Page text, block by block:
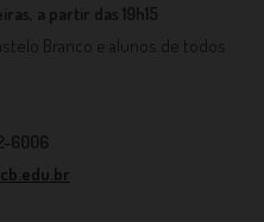
a partir das 19h15
Branco e alunos de todos
6006